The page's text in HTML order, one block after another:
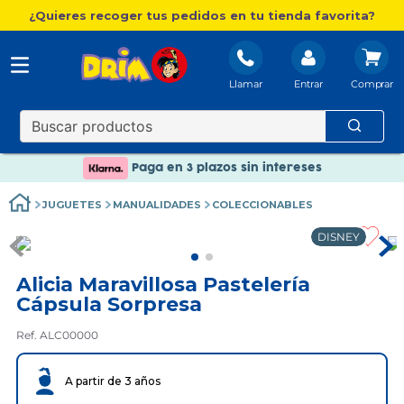
¿Quieres recoger tus pedidos en tu tienda favorita?
Llamar Entrar
Nuevo catálogo Aire Libre
Envío gratis. A partir de 60€(excepto Baleares)
Paga en 3 plazos sin intereses
Paga en 3 plazos sin intereses
JUGUETES MANUALIDADES COLECCIONABLES
DISNEY
Alicia Maravillosa Pastelería
Cápsula Sorpresa
Ref. ALC00000
A partir de 3 años